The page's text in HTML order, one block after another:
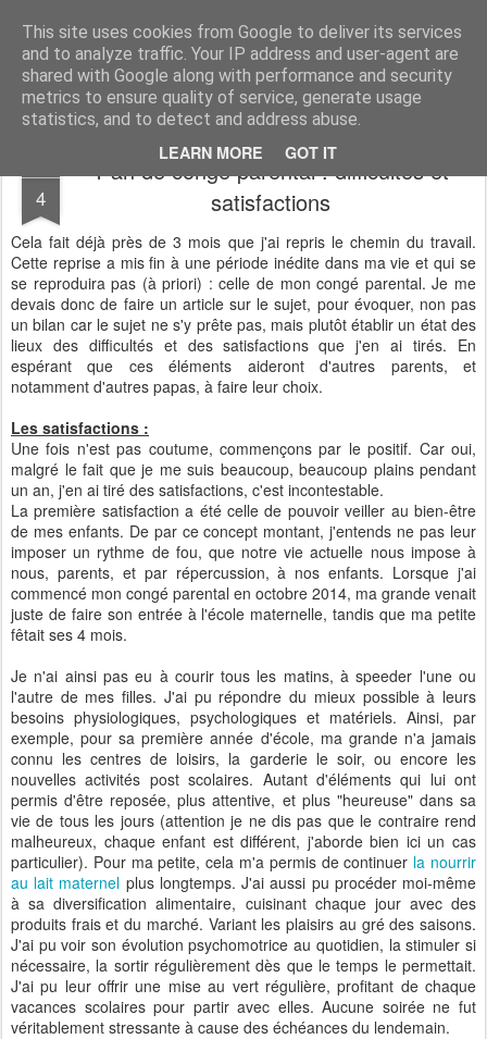
This site uses cookies from Google to deliver its services
and to analyze traffic. Your IP address and user-agent are
shared with Google along with performance and security
metrics to ensure quality of service, generate usage
statistics, and to detect and address abuse.
LEARN MORE GOT IT
Desperate Houseman : les pérégrinations d'un papa, mais pas que !
4
1 an de congé parental : difficultés et
satisfactions
Cela fait déjà près de 3 mois que j'ai repris le chemin du travail.
Cette reprise a mis fin à une période inédite dans ma vie et qui se
se reproduira pas (à priori) : celle de mon congé parental. Je me
devais donc de faire un article sur le sujet, pour évoquer, non pas
un bilan car le sujet ne s'y prête pas, mais plutôt établir un état des
lieux des difficultés et des satisfactions que j'en ai tirés. En
espérant que ces éléments aideront d'autres parents, et
notamment d'autres papas, à faire leur choix.
Les satisfactions :
Une fois n'est pas coutume, commençons par le positif. Car oui,
malgré le fait que je me suis beaucoup, beaucoup plains pendant
un an, j'en ai tiré des satisfactions, c'est incontestable.
La première satisfaction a été celle de pouvoir veiller au bien-être
de mes enfants. De par ce concept montant, j'entends ne pas leur
imposer un rythme de fou, que notre vie actuelle nous impose à
nous, parents, et par répercussion, à nos enfants. Lorsque j'ai
commencé mon congé parental en octobre 2014, ma grande venait
juste de faire son entrée à l'école maternelle, tandis que ma petite
fêtait ses 4 mois.
Je n'ai ainsi pas eu à courir tous les matins, à speeder l'une ou
l'autre de mes filles. J'ai pu répondre du mieux possible à leurs
besoins physiologiques, psychologiques et matériels. Ainsi, par
exemple, pour sa première année d'école, ma grande n'a jamais
connu les centres de loisirs, la garderie le soir, ou encore les
nouvelles activités post scolaires. Autant d'éléments qui lui ont
permis d'être reposée, plus attentive, et plus "heureuse" dans sa
vie de tous les jours (attention je ne dis pas que le contraire rend
malheureux, chaque enfant est différent, j'aborde bien ici un cas
particulier). Pour ma petite, cela m'a permis de continuer la nourrir
au lait maternel plus longtemps. J'ai aussi pu procéder moi-même
à sa diversification alimentaire, cuisinant chaque jour avec des
produits frais et du marché. Variant les plaisirs au gré des saisons.
J'ai pu voir son évolution psychomotrice au quotidien, la stimuler si
nécessaire, la sortir régulièrement dès que le temps le permettait.
J'ai pu leur offrir une mise au vert régulière, profitant de chaque
vacances scolaires pour partir avec elles. Aucune soirée ne fut
véritablement stressante à cause des échéances du lendemain.